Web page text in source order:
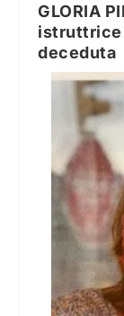
GLORIA
istruttrice
deceduta